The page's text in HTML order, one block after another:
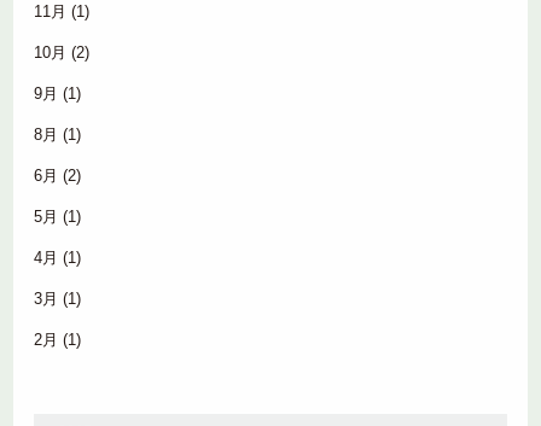
11月 (1)
10月 (2)
9月 (1)
8月 (1)
6月 (2)
5月 (1)
4月 (1)
3月 (1)
2月 (1)